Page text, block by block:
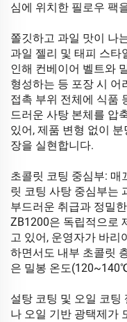
심에 위치한 필로우 팩
쫄깃하고 과일 맛이 나
과일 젤리 및 태피 스타
인해 컨베이어 벨트와
형성하는 등 포장 시 어
접촉 부위 전체에 식품
드러운 사탕 본체를 압
있어, 제품 변형 없이
장을 실현합니다.
초콜릿 코팅 중심부: 매
릿 코팅 사탕 중심부는
부드러운 취급과 정밀
ZB1200은 독립적으로
고 있어, 운영자가 바리
하면서도 내부 초콜릿
은 밀봉 온도
설탕 코팅 및 오일 코팅
나 오일 기반 광택제가